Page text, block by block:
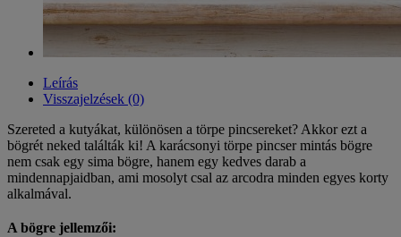
Leírás
Visszajelzések (0)
Szereted a kutyákat, különösen a törpe pincsereket? Akkor ezt a
bögrét neked találták ki! A karácsonyi törpe pincser mintás bögre
nem csak egy sima bögre, hanem egy kedves darab a
mindennapjaidban, ami mosolyt csal az arcodra minden egyes korty
alkalmával.
A bögre jellemzői: